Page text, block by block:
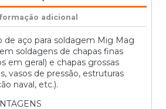
adicional
de aço para soldagem Mig Mag
soldagens de chapas finas
em geral) e chapas grossas
vasos de pressão, estruturas
naval, etc.).